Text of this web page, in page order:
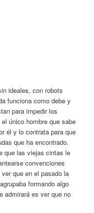
ideales, con robots
funciona como debe y
para impedir los
único hombre que sabe
él y lo contrata para que
que ha encontrado.
que las viejas cintas le
convenciones
que en el pasado la
formando algo
admirará es ver que no